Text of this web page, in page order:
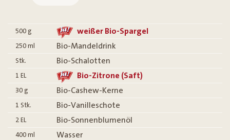
500 g weißer Bio-Spargel
250 ml Bio-Mandeldrink
Stk. Bio-Schalotten
1 EL Bio-Zitrone (Saft)
30 g Bio-Cashew-Kerne
1 Stk. Bio-Vanilleschote
2 EL Bio-Sonnenblumenöl
400 ml
Wasser